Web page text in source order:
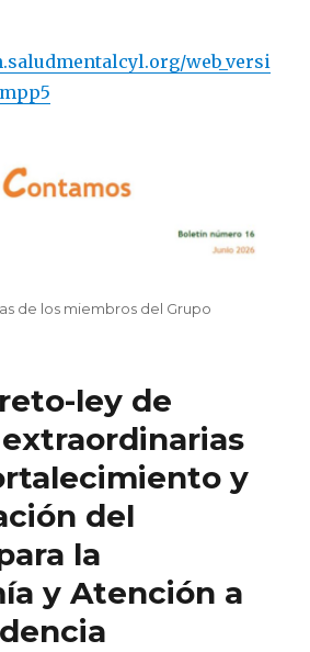
web_versi
de los miembros del Grupo
ley de
y
del
la
y Atención a